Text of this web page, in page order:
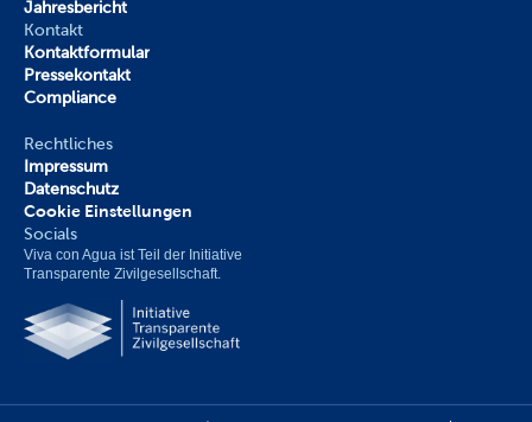
Jahresbericht
Kontakt
Kontaktformular
Pressekontakt
Compliance
Rechtliches
Impressum
Datenschutz
Cookie Einstellungen
Socials
Viva con Agua ist Teil der Initiative
Transparente Zivilgesellschaft.